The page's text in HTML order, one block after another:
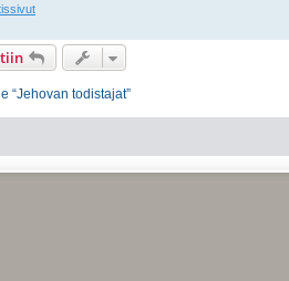
“Jehovan todistajat”